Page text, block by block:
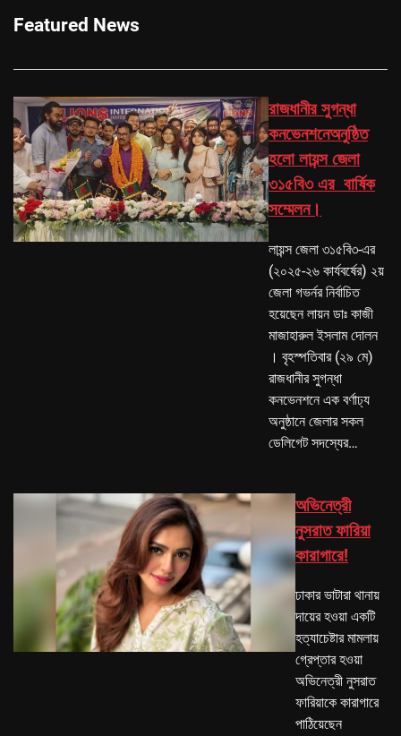
Featured News
রাজধানীর সুগন্ধা
কনভেনশনেঅনুষ্ঠিত
হলো লায়ন্স জেলা
৩১৫বি৩ এর বার্ষিক
সম্মেলন।
লায়ন্স জেলা ৩১৫বি৩-এর
(২০২৫-২৬ কার্যবর্ষের) ২য়
জেলা গভর্নর নির্বাচিত
হয়েছেন লায়ন ডাঃ কাজী
মাজাহারুল ইসলাম দোলন
। বৃহস্পতিবার (২৯ মে)
রাজধানীর সুগন্ধা
কনভেনশনে এক বর্ণাঢ্য
অনুষ্ঠানে জেলার সকল
ডেলিগেট সদস্যের…
অভিনেত্রী
নুসরাত ফারিয়া
কারাগারে!
ঢাকার ভাটারা থানায়
দায়ের হওয়া একটি
হত্যাচেষ্টার মামলায়
গ্রেপ্তার হওয়া
অভিনেত্রী নুসরাত
ফারিয়াকে কারাগারে
পাঠিয়েছেন